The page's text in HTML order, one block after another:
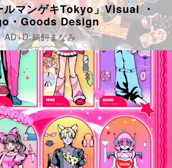
ルマンゲキTokyo」Visual ・
・Goods Design
AD+D:鵜飼まなみ